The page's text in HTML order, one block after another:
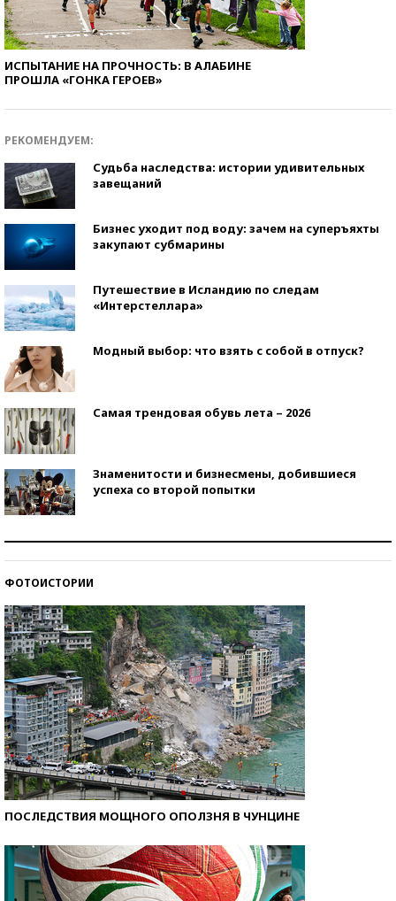
ИСПЫТАНИЕ НА ПРОЧНОСТЬ: В АЛАБИНЕ
ПРОШЛА «ГОНКА ГЕРОЕВ»
РЕКОМЕНДУЕМ:
Судьба наследства: истории удивительных
завещаний
Бизнес уходит под воду: зачем на суперъяхты
закупают субмарины
Путешествие в Исландию по следам
«Интерстеллара»
Модный выбор: что взять с собой в отпуск?
Самая трендовая обувь лета – 2026
Знаменитости и бизнесмены, добившиеся
успеха со второй попытки
ФОТОИСТОРИИ
ПОСЛЕДСТВИЯ МОЩНОГО ОПОЛЗНЯ В ЧУНЦИНЕ